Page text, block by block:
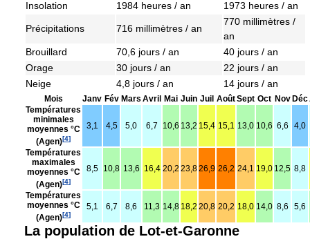
Insolation
1984 heures / an 1973 heures / an
Précipitations 716 millimètres / an
770 millimètres /
an
Brouillard
70,6 jours / an
40 jours / an
Orage
30 jours / an
22 jours / an
Neige
4,8 jours / an 14 jours / an
Mois Janv Fév Mars Avril Mai Juin Juil AoûtSept Oct NovDéc
Températures
minimales
moyennes °C
(Agen)[4]
3,1 4,5 5,0 6,7 10,6 13,2 15,4 15,1 13,0 10,6 6,6 4,0
Températures
maximales
moyennes °C
(Agen)[4]
8,5 10,8 13,6 16,4 20,2 23,826,9 26,2 24,1 19,0 12,5 8,8
Températures
moyennes °C
(Agen)[4]
5,1 6,7 8,6 11,3 14,8 18,2 20,8 20,2 18,0 14,0 8,6 5,6
La population de Lot-et-Garonne